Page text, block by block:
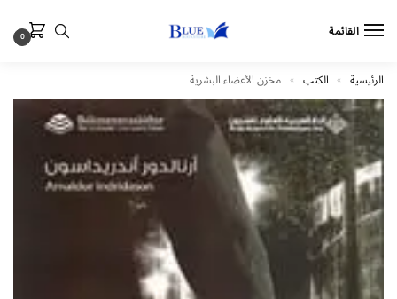
القائمة 0
الرئيسية » الكتب » مخزن الأعضاء البشرية